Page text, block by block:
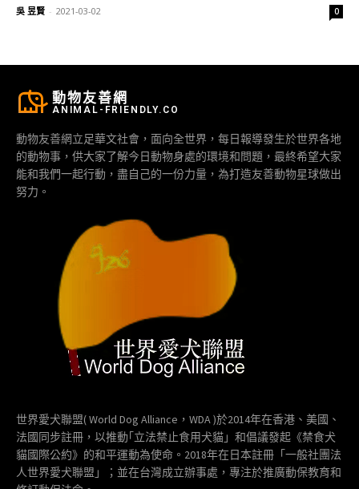
吳 昱賢 - 2021-03-02 0
動物友善網
ANIMAL-FRIENDLY.CO
動物友善網立足華文社會，面向全世界，每日報導發生於世界各地
的動物事，供大家了解今日動物身處的環境和問題，最終希望大家
能和我們一起行動，盡自己的一份力量，為打造友善動物星球做出
努力。
世界愛犬聯盟( World Dog Alliance，WDA )於2014年在香港、美國、
法國同步註冊，以推動｢立法禁止食用犬貓」和倡議發起《禁食犬
貓國際公約》的和平運動為使命。2018年在日本註冊「一般社團法
人世界愛犬聯盟」；並在台灣成立辦事處，專注於推廣動保教育和